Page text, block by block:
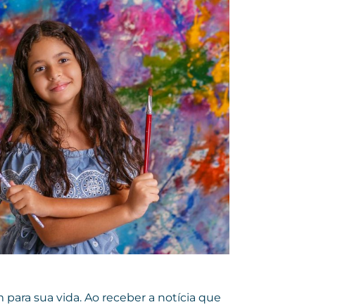
sua vida. Ao receber a notícia que